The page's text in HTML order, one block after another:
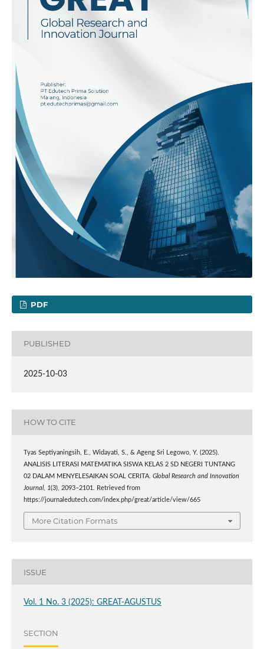
PDF
PUBLISHED
2025-10-03
HOW TO CITE
Tyas Septiyaningsih, E., Widayati, S., & Ageng Sri Legowo, Y. (2025).
ANALISIS LITERASI MATEMATIKA SISWA KELAS 2 SD NEGERI TUNTANG
02 DALAM MENYELESAIKAN SOAL CERITA. Global Research and Innovation
Journal, 1(3), 2093–2101. Retrieved from
https://journaledutech.com/index.php/great/article/view/665
More Citation Formats
ISSUE
Vol. 1 No. 3 (2025): GREAT-AGUSTUS
SECTION